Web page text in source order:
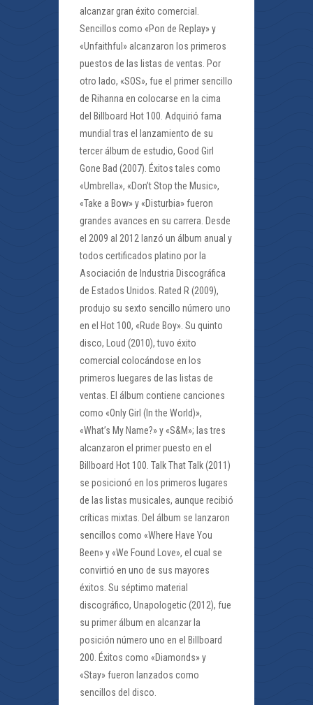
alcanzar gran éxito comercial.
Sencillos como «Pon de Replay» y
«Unfaithful» alcanzaron los primeros
puestos de las listas de ventas. Por
otro lado, «SOS», fue el primer sencillo
de Rihanna en colocarse en la cima
del Billboard Hot 100. Adquirió fama
mundial tras el lanzamiento de su
tercer álbum de estudio, Good Girl
Gone Bad (2007). Éxitos tales como
«Umbrella», «Don’t Stop the Music»,
«Take a Bow» y «Disturbia» fueron
grandes avances en su carrera. Desde
el 2009 al 2012 lanzó un álbum anual y
todos certificados platino por la
Asociación de Industria Discográfica
de Estados Unidos. Rated R (2009),
produjo su sexto sencillo número uno
en el Hot 100, «Rude Boy». Su quinto
disco, Loud (2010), tuvo éxito
comercial colocándose en los
primeros luegares de las listas de
ventas. El álbum contiene canciones
como «Only Girl (In the World)»,
«What’s My Name?» y «S&M»; las tres
alcanzaron el primer puesto en el
Billboard Hot 100. Talk That Talk (2011)
se posicionó en los primeros lugares
de las listas musicales, aunque recibió
críticas mixtas. Del álbum se lanzaron
sencillos como «Where Have You
Been» y «We Found Love», el cual se
convirtió en uno de sus mayores
éxitos. Su séptimo material
discográfico, Unapologetic (2012), fue
su primer álbum en alcanzar la
posición número uno en el Billboard
200. Éxitos como «Diamonds» y
«Stay» fueron lanzados como
sencillos del disco.